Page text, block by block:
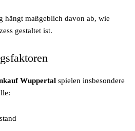
hängt maßgeblich davon ab, wie
gestaltet ist.
Wuppertal spielen insbesondere